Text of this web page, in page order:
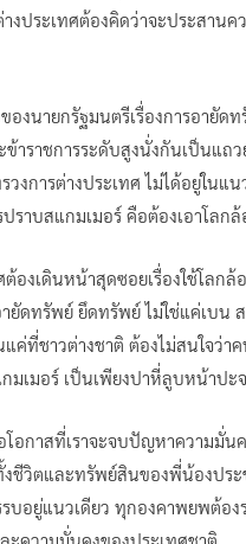
งประเทศต้องคิดว่าจะประสาน
องนายกรัฐมนตรีเรื่องการอายั
าราชการระดับสูงนั่งกันเป็นแถ
งการต่างประเทศ ไม่ได้อยู่ในแ
ราบสแกมเมอร์ คือต้องเอาโลก
ต้องเดินหน้าสุดซอยเรื่องใช้โล
ยัดทรัพย์ ยึดทรัพย์ ไม่ใช่แค่เบน
ค่ที่ชาวต่างชาติ ต้องไม่สนใจว่
มเมอร์ เป็นเพียงปาหี่ลูบหน้าปะ
อกาสที่เราจะจบปัญหาความมั่
ชีวิตและทรัพย์สินของพี่น้องประ
บอยู่แนวเดียว ทุกองคาพยพต้อ